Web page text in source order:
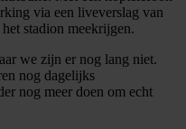
via een liveverslag van
stadion meekrijgen.
we zijn er nog lang niet.
nog dagelijks
nog meer doen om echt